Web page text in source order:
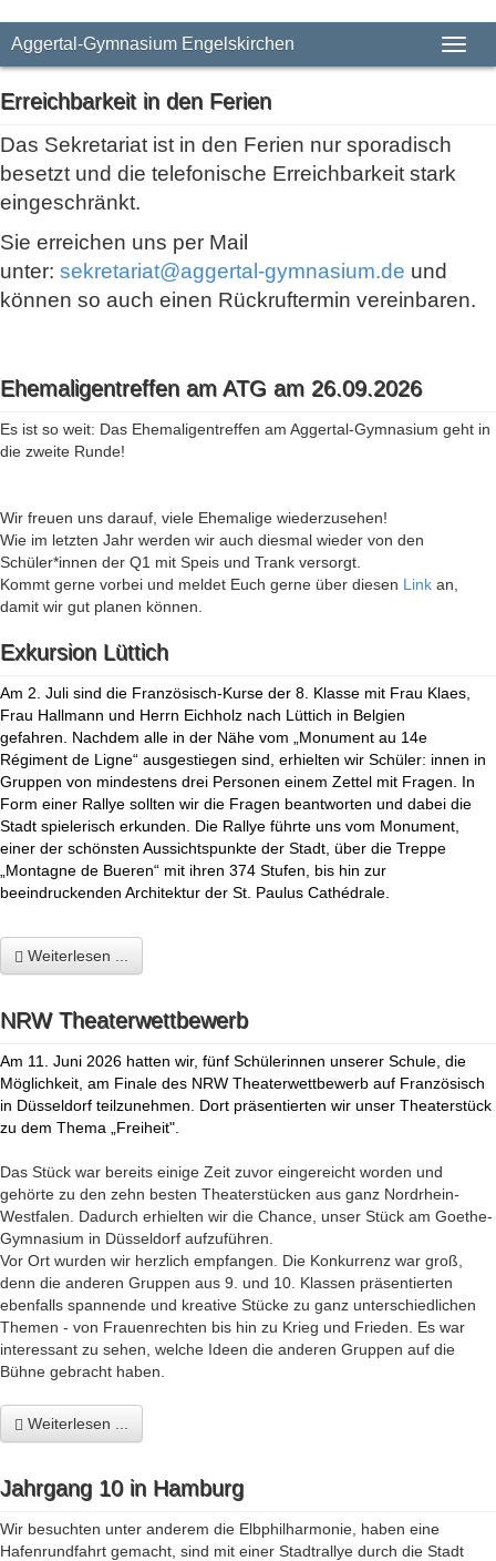
Aggertal-Gymnasium Engelskirchen
Erreichbarkeit in den Ferien
Das Sekretariat ist in den Ferien nur sporadisch
besetzt und die telefonische Erreichbarkeit stark
eingeschränkt.
Sie erreichen uns per Mail
unter: sekretariat@aggertal-gymnasium.de und
können so auch einen Rückruftermin vereinbaren.
Ehemaligentreffen am ATG am 26.09.2026
Es ist so weit: Das Ehemaligentreffen am Aggertal-Gymnasium geht in
die zweite Runde!
Wir freuen uns darauf, viele Ehemalige wiederzusehen!
Wie im letzten Jahr werden wir auch diesmal wieder von den
Schüler*innen der Q1 mit Speis und Trank versorgt.
Kommt gerne vorbei und meldet Euch gerne über diesen Link an,
damit wir gut planen können.
Exkursion Lüttich
Am 2. Juli sind die Französisch-Kurse der 8. Klasse mit Frau Klaes,
Frau Hallmann und Herrn Eichholz nach Lüttich in Belgien
gefahren. Nachdem alle in der Nähe vom „Monument au 14e
Régiment de Ligne“ ausgestiegen sind, erhielten wir Schüler: innen in
Gruppen von mindestens drei Personen einem Zettel mit Fragen. In
Form einer Rallye sollten wir die Fragen beantworten und dabei die
Stadt spielerisch erkunden. Die Rallye führte uns vom Monument,
einer der schönsten Aussichtspunkte der Stadt, über die Treppe
„Montagne de Bueren“ mit ihren 374 Stufen, bis hin zur
beeindruckenden Architektur der St. Paulus Cathédrale.
Weiterlesen ...
NRW Theaterwettbewerb
Am 11. Juni 2026 hatten wir, fünf Schülerinnen unserer Schule, die
Möglichkeit, am Finale des NRW Theaterwettbewerb auf Französisch
in Düsseldorf teilzunehmen. Dort präsentierten wir unser Theaterstück
zu dem Thema „Freiheit".
Das Stück war bereits einige Zeit zuvor eingereicht worden und
gehörte zu den zehn besten Theaterstücken aus ganz Nordrhein-
Westfalen. Dadurch erhielten wir die Chance, unser Stück am Goethe-
Gymnasium in Düsseldorf aufzuführen.
Vor Ort wurden wir herzlich empfangen. Die Konkurrenz war groß,
denn die anderen Gruppen aus 9. und 10. Klassen präsentierten
ebenfalls spannende und kreative Stücke zu ganz unterschiedlichen
Themen - von Frauenrechten bis hin zu Krieg und Frieden. Es war
interessant zu sehen, welche Ideen die anderen Gruppen auf die
Bühne gebracht haben.
Weiterlesen ...
Jahrgang 10 in Hamburg
Wir besuchten unter anderem die Elbphilharmonie, haben eine
Hafenrundfahrt gemacht, sind mit einer Stadtrallye durch die Stadt